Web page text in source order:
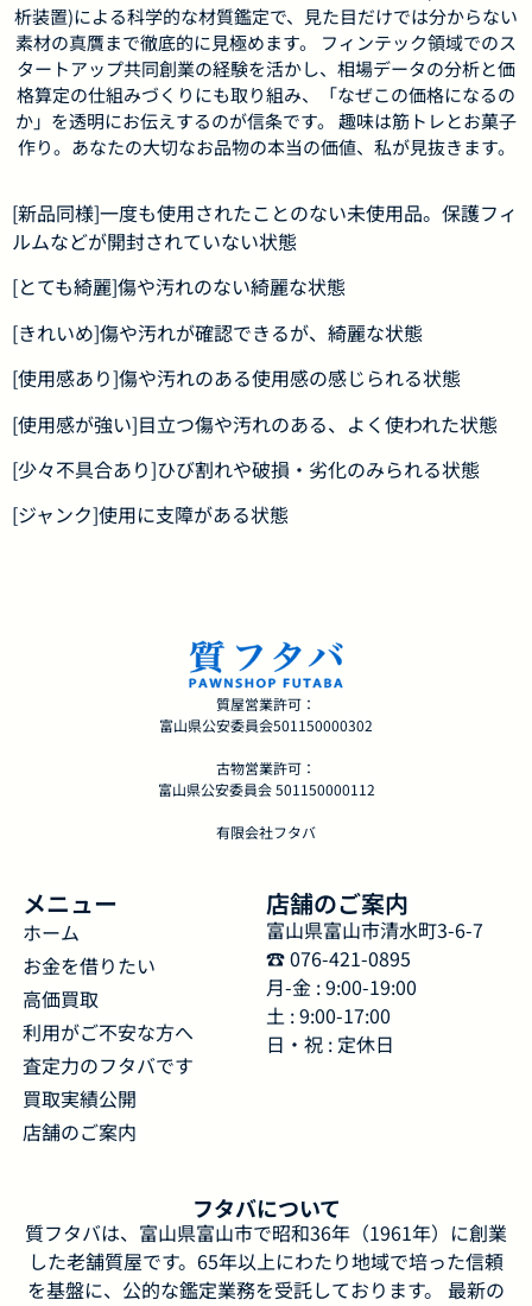
析装置)による科学的な材質鑑定で、見た目だけでは分からない
素材の真贋まで徹底的に見極めます。 フィンテック領域でのス
タートアップ共同創業の経験を活かし、相場データの分析と価
格算定の仕組みづくりにも取り組み、「なぜこの価格になるの
か」を透明にお伝えするのが信条です。 趣味は筋トレとお菓子
作り。あなたの大切なお品物の本当の価値、私が見抜きます。
[新品同様]一度も使用されたことのない未使用品。保護フィ
ルムなどが開封されていない状態
[とても綺麗]傷や汚れのない綺麗な状態
[きれいめ]傷や汚れが確認できるが、綺麗な状態
[使用感あり]傷や汚れのある使用感の感じられる状態
[使用感が強い]目立つ傷や汚れのある、よく使われた状態
[少々不具合あり]ひび割れや破損・劣化のみられる状態
[ジャンク]使用に支障がある状態
質屋営業許可：
富山県公安委員会501150000302
古物営業許可：
富山県公安委員会 501150000112
有限会社フタバ
メニュー
ホーム
お金を借りたい
高価買取
利用がご不安な方へ
査定力のフタバです
買取実績公開
店舗のご案内
店舗のご案内
富山県富山市清水町3-6-7
☎︎ 076-421-0895
月-金 : 9:00-19:00
土 : 9:00-17:00
日・祝 : 定休日
フタバについて
質フタバは、富山県富山市で昭和36年（1961年）に創業
した老舗質屋です。65年以上にわたり地域で培った信頼
を基盤に、公的な鑑定業務を受託しております。 最新の